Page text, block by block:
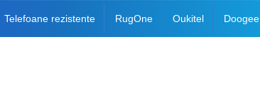
Telefoane rezistente RugOne Oukitel Doogee